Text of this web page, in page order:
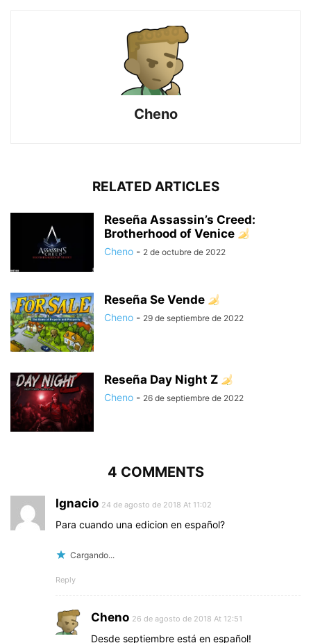
Cheno
RELATED ARTICLES
Reseña Assassin’s Creed:
Brotherhood of Venice
Cheno - 2 de octubre de 2022
Reseña Se Vende
Cheno - 29 de septiembre de 2022
Reseña Day Night Z
Cheno - 26 de septiembre de 2022
4 COMMENTS
Ignacio 24 de agosto de 2018 At 11:02
Para cuando una edicion en español?
Cargando...
Reply
Cheno 26 de agosto de 2018 At 12:51
Desde septiembre está en español!